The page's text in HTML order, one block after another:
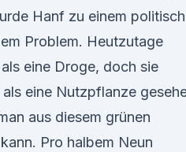
Hanf zu einem
Problem. Heutzutage
eine Droge, doch sie
eine Nutzpflanze
aus diesem grünen
Pro halbem Neun